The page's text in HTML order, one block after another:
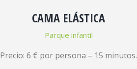
CAMA ELÁSTICA
Parque infantil
Precio: 6 € por persona – 15 minutos.